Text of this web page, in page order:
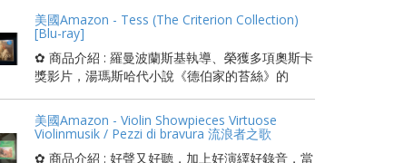
美國Amazon - Tess (The Criterion Collection)
[Blu-ray]
✿ 商品介紹 : 羅曼波蘭斯基執導、榮獲多項奧斯卡
獎影片，湯瑪斯哈代小說《德伯家的苔絲》的
美國Amazon - Violin Showpieces Virtuose
Violinmusik / Pezzi di bravura 流浪者之歌
✿ 商品介紹 : 好聲又好聽，加上好演繹好錄音，當